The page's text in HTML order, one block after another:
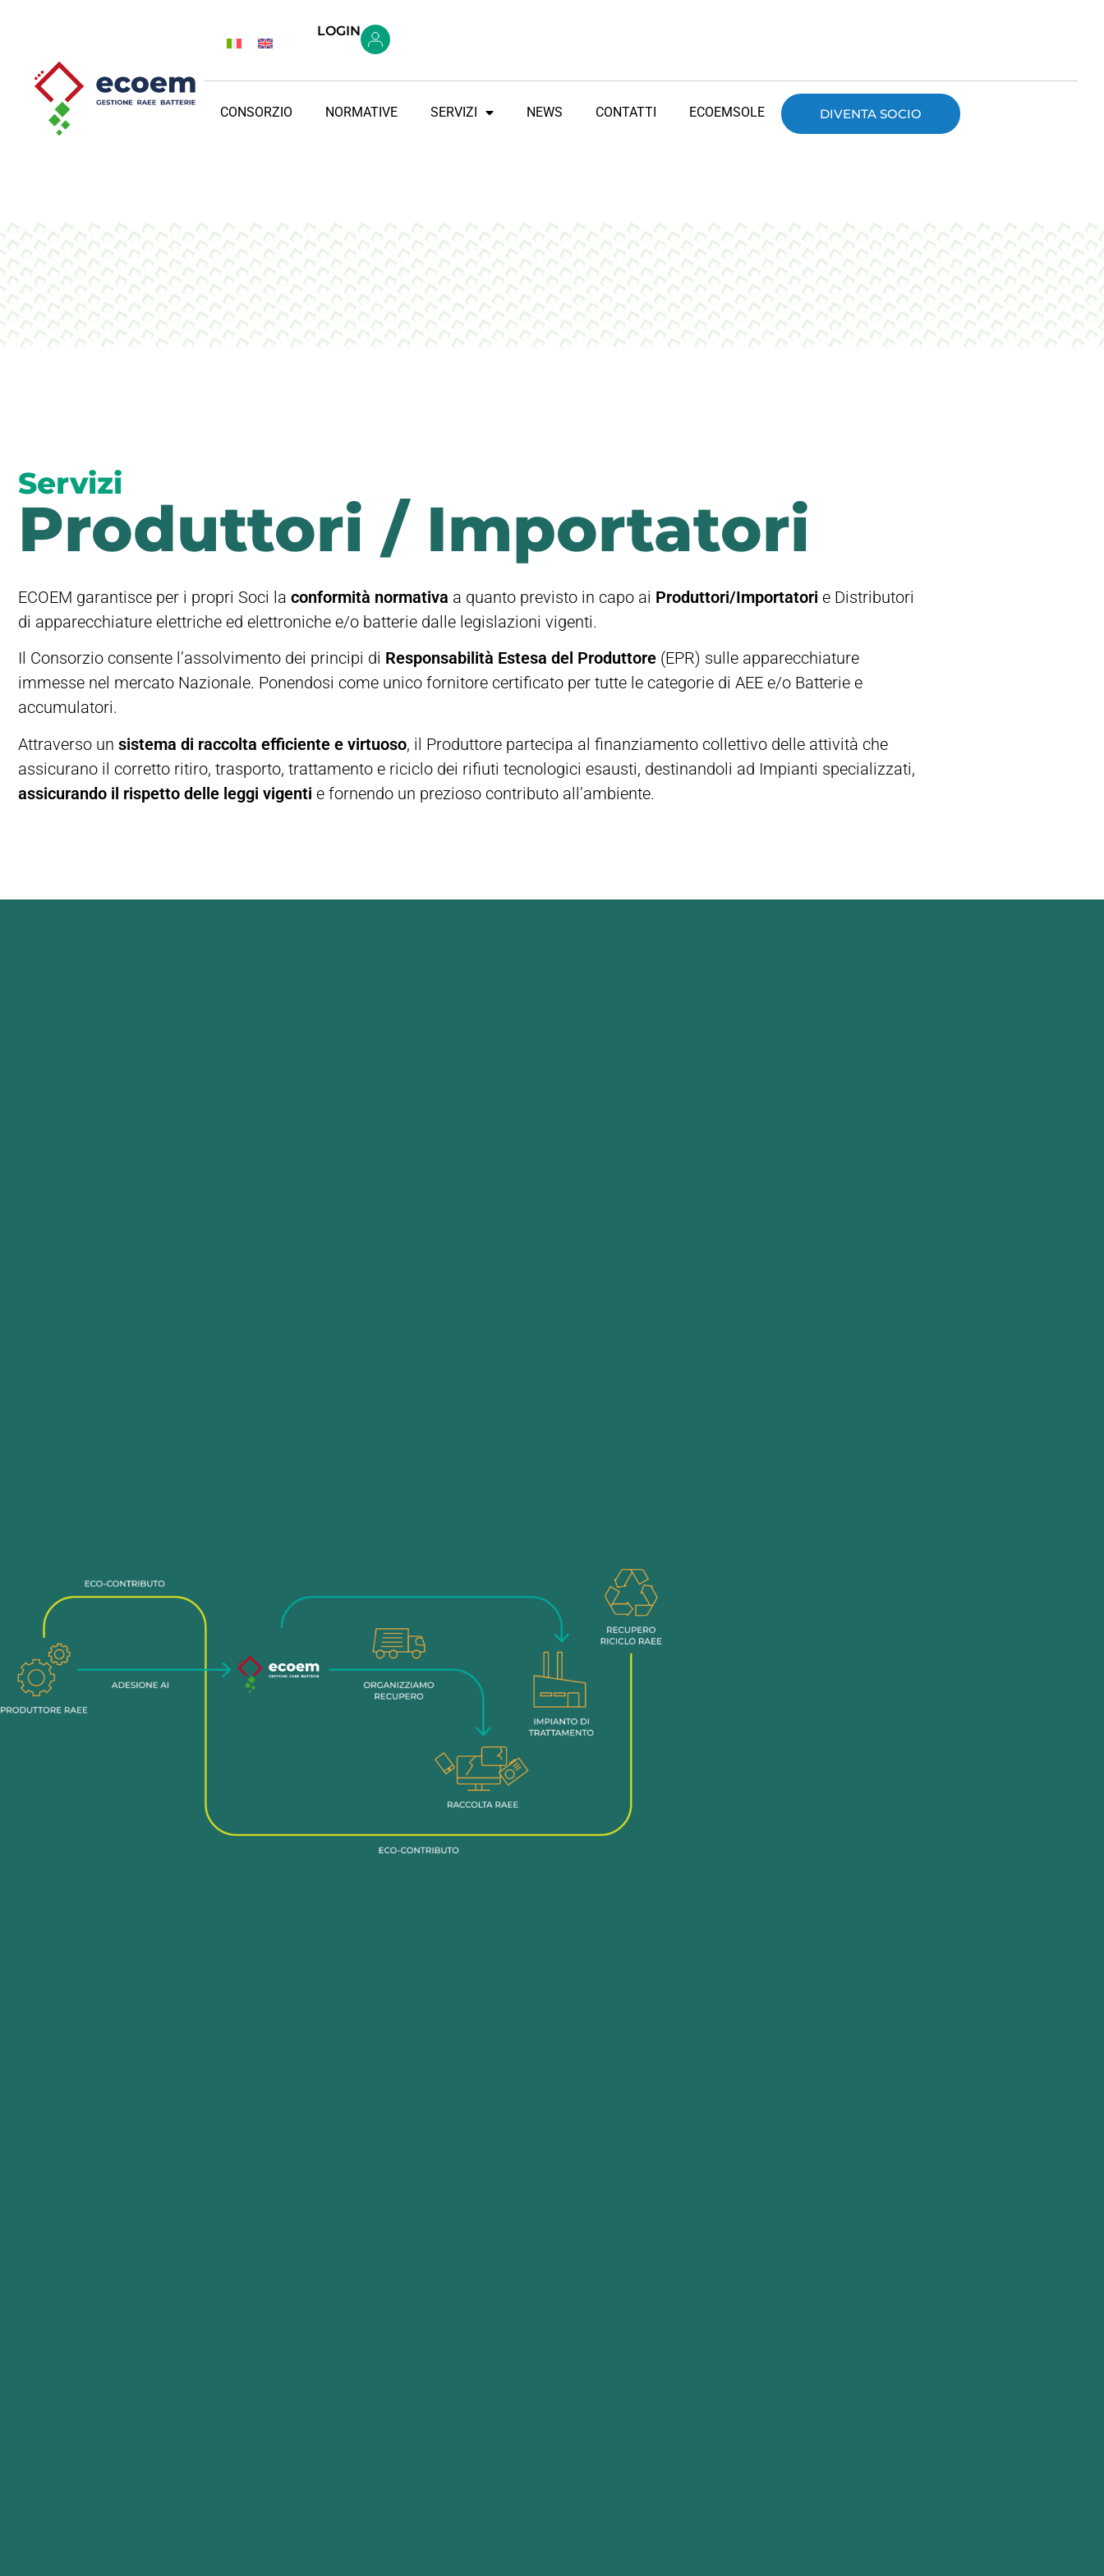
LOGIN
CONSORZIO NORMATIVE SERVIZI NEWS CONTATTI ECOEMSOLE DIVENTA SOCIO
Servizi
Produttori / Importatori
ECOEM garantisce per i propri Soci la conformità normativa a quanto previsto in capo ai Produttori/Importatori e Distributori
di apparecchiature elettriche ed elettroniche e/o batterie dalle legislazioni vigenti.
Il Consorzio consente l’assolvimento dei principi di Responsabilità Estesa del Produttore (EPR) sulle apparecchiature
immesse nel mercato Nazionale. Ponendosi come unico fornitore certificato per tutte le categorie di AEE e/o Batterie e
accumulatori.
Attraverso un sistema di raccolta efficiente e virtuoso, il Produttore partecipa al finanziamento collettivo delle attività che
assicurano il corretto ritiro, trasporto, trattamento e riciclo dei rifiuti tecnologici esausti, destinandoli ad Impianti specializzati,
assicurando il rispetto delle leggi vigenti e fornendo un prezioso contributo all’ambiente.